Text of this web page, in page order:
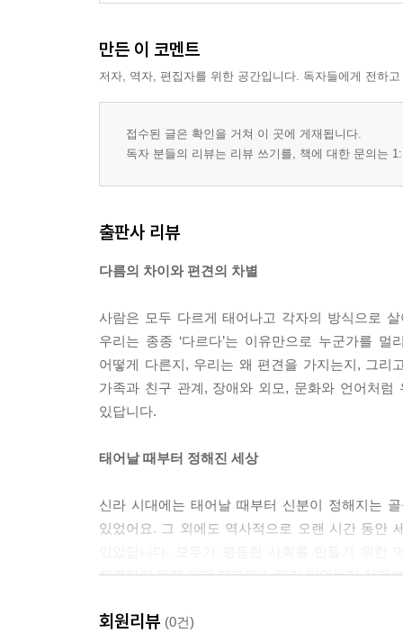
만든 이 코멘트
저자, 역자, 편집자를 위한 공간입니다. 독자들에게 전하
접수된 글은 확인을 거쳐 이 곳에 게재됩니다.
독자 분들의 리뷰는 리뷰 쓰기를, 책에 대한 문의는
출판사 리뷰
다름의 차이와 편견의 차별
사람은 모두 다르게 태어나고 각자의 방식으로
우리는 종종 ‘다르다’는 이유만으로 누군가를
어떻게 다른지, 우리는 왜 편견을 가지는지, 그리
가족과 친구 관계, 장애와 외모, 문화와 언어처럼
있답니다.
태어날 때부터 정해진 세상
신라 시대에는 태어날 때부터 신분이 정해지는
있었어요. 그 외에도 역사적으로 오랜 시간 동안
해결하기 위해 어떤 제도와 노력이 있었는지 살펴
서로를 바라보는 시선
회원리뷰 (0건)